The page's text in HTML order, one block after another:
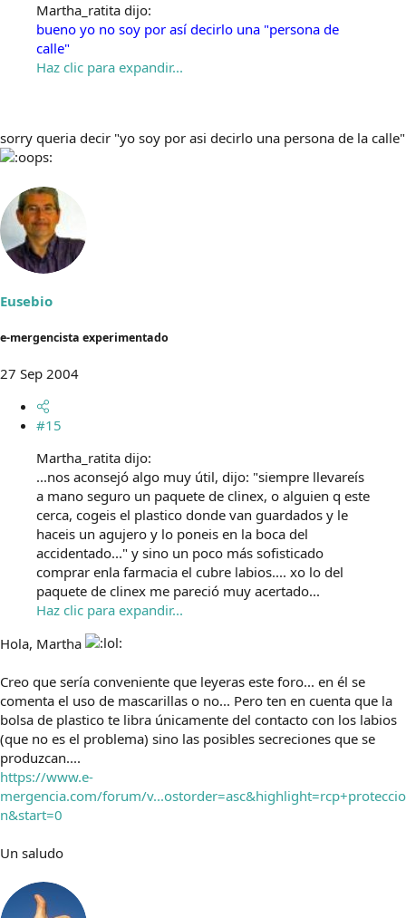
Martha_ratita dijo:
bueno yo no soy por así decirlo una "persona de
calle"
Haz clic para expandir...
sorry queria decir "yo soy por asi decirlo una persona de la calle"
Eusebio
e-mergencista experimentado
27 Sep 2004
#15
Martha_ratita dijo:
...nos aconsejó algo muy útil, dijo: "siempre llevareís
a mano seguro un paquete de clinex, o alguien q este
cerca, cogeis el plastico donde van guardados y le
haceis un agujero y lo poneis en la boca del
accidentado..." y sino un poco más sofisticado
comprar enla farmacia el cubre labios.... xo lo del
paquete de clinex me pareció muy acertado...
Haz clic para expandir...
Hola, Martha
Creo que sería conveniente que leyeras este foro... en él se
comenta el uso de mascarillas o no... Pero ten en cuenta que la
bolsa de plastico te libra únicamente del contacto con los labios
(que no es el problema) sino las posibles secreciones que se
produzcan....
https://www.e-
mergencia.com/forum/v...ostorder=asc&highlight=rcp+proteccio
n&start=0
Un saludo